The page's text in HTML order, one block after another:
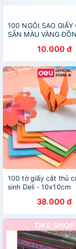
100 NGÔI SAO GIẤY
SẴN MÀU VÀNG
10.000 đ
100 tờ giấy cắt thủ
sinh Deli - 10x10cm
hoa, hạc giấy - nhiều
6406/6407/74801
38.000 đ